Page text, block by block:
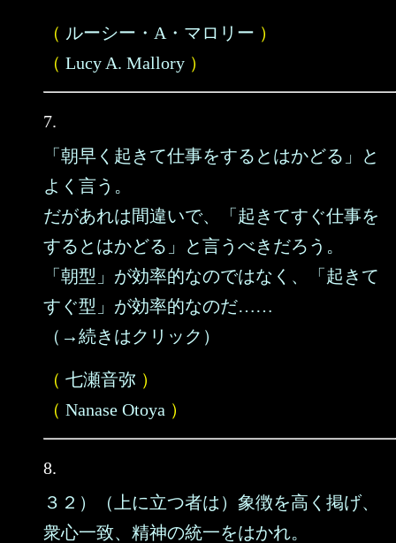
（ ルーシー・A・マロリー ）
（ Lucy A. Mallory ）
7.
「朝早く起きて仕事をするとはかどる」と
よく言う。
だがあれは間違いで、「起きてすぐ仕事を
するとはかどる」と言うべきだろう。
「朝型」が効率的なのではなく、「起きて
すぐ型」が効率的なのだ……
（→続きはクリック）
（ 七瀬音弥 ）
（ Nanase Otoya ）
8.
３２）（上に立つ者は）象徴を高く掲げ、
衆心一致、精神の統一をはかれ。